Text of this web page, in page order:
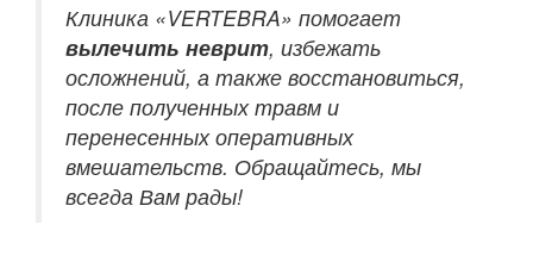
Клиника «VERTEBRA» помогает
вылечить неврит, избежать
осложнений, а также восстановиться,
после полученных травм и
перенесенных оперативных
вмешательств. Обращайтесь, мы
всегда Вам рады!